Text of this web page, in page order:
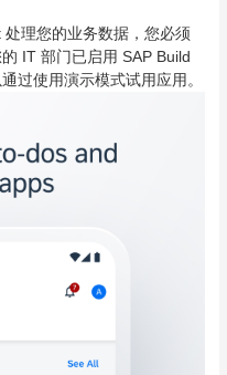
理您的业务数据，您必须
IT 部门已启用 SAP Build
过使用演示模式试用应用。